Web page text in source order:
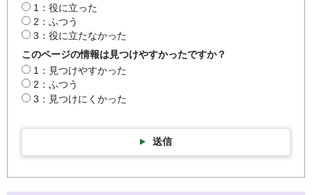
1：役に立った
2：ふつう
3：役に立たなかった
このページの情報は見つけやすかったですか？
1：見つけやすかった
2：ふつう
3：見つけにくかった
送信